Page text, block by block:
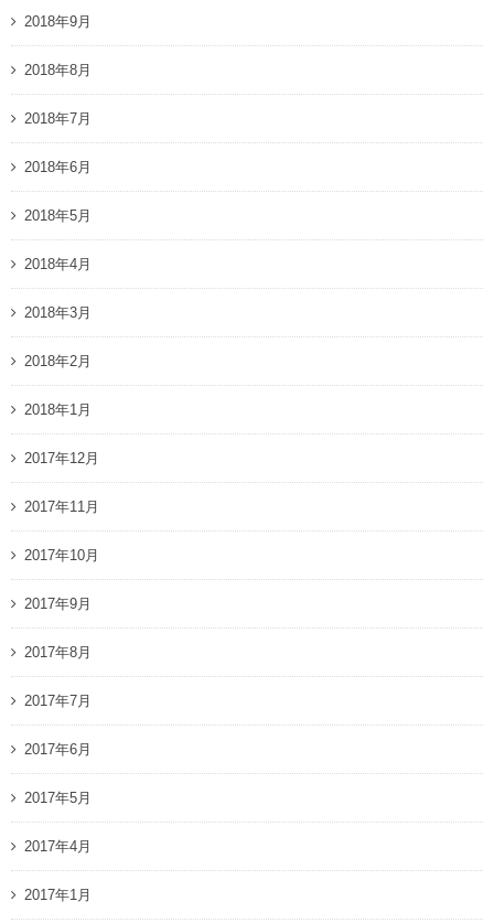
2018年9月
2018年8月
2018年7月
2018年6月
2018年5月
2018年4月
2018年3月
2018年2月
2018年1月
2017年12月
2017年11月
2017年10月
2017年9月
2017年8月
2017年7月
2017年6月
2017年5月
2017年4月
2017年1月